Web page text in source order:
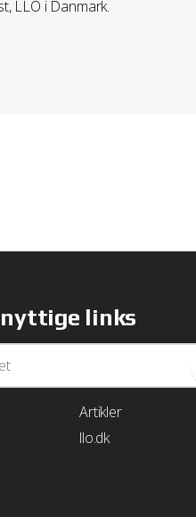
LLO i Danmark.
nyttige links
Artikler
llo.dk